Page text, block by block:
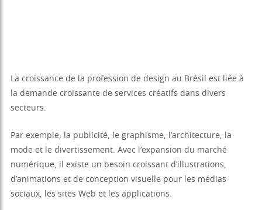
La croissance de la profession de design au Brésil est liée à
la demande croissante de services créatifs dans divers
secteurs.
Par exemple, la publicité, le graphisme, l’architecture, la
mode et le divertissement. Avec l’expansion du marché
numérique, il existe un besoin croissant d’illustrations,
d’animations et de conception visuelle pour les médias
sociaux, les sites Web et les applications.